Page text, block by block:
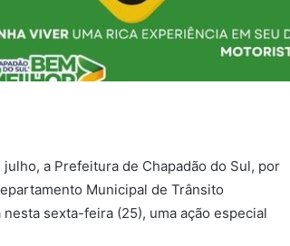
a Prefeitura de Chapadão do Sul, por
Municipal de Trânsito
nesta sexta-feira (25), uma ação especial